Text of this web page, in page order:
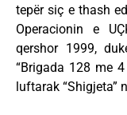
tepër siç e thash
Operacionin e
qershor 1999,
“Brigada 128 me
luftarak “Shigjeta”